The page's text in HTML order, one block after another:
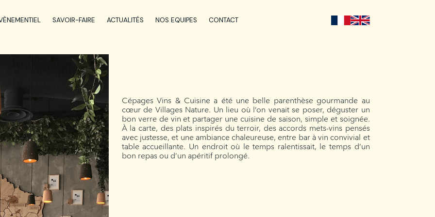
SAVOIR-FAIRE ACTUALITÉS NOS EQUIPES CONTACT
Cépages Vins & Cuisine a été une belle parenthèse gourmande au
cœur de Villages Nature. Un lieu où l’on venait se poser, déguster un
bon verre de vin et partager une cuisine de saison, simple et soignée.
À la carte, des plats inspirés du terroir, des accords mets-vins pensés
avec justesse, et une ambiance chaleureuse, entre bar à vin convivial et
table accueillante. Un endroit où le temps ralentissait, le temps d’un
bon repas ou d’un apéritif prolongé.